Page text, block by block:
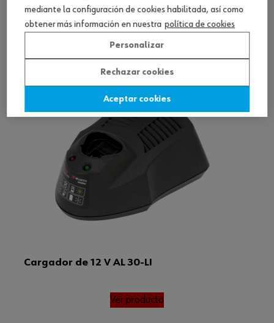
Cargador de 12 V AL 30-LI
Ver producto
mediante la configuración de cookies habilitada, así como
obtener más información en nuestra política de cookies
Personalizar
Rechazar cookies
Aceptar cookies